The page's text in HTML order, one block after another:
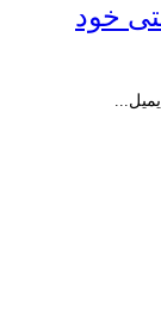
خود